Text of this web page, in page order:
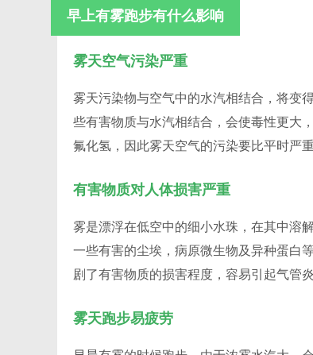
早上有雾跑步有什么影响
雾天空气污染严重
雾天污染物与空气中的水汽相结合，将变
些有害物质与水汽相结合，会使毒性更大
氟化氢，因此雾天空气的污染要比平时严重
有害物质对人体损害严重
雾是漂浮在低空中的细小水珠，在其中溶
一些有害的尘埃，病原微生物及异种蛋白
剧了有害物质的损害程度，容易引起气管
雾天跑步易疲劳